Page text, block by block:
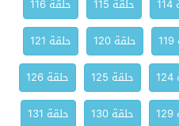
حلقة 115
حلقة 116
حلقة 120
حلقة 121
حلقة 125
حلقة 126
حلقة 130
حلقة 131